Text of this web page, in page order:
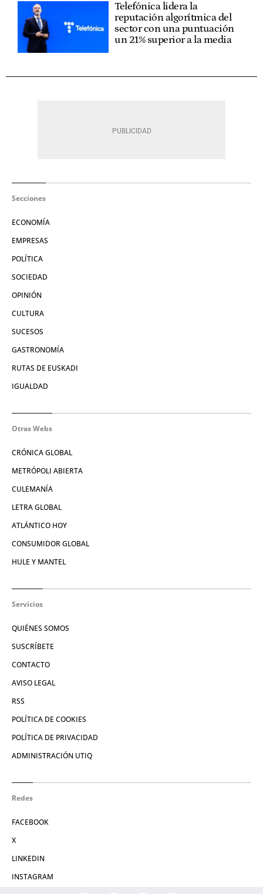
Telefónica lidera la
reputación algorítmica del
sector con una puntuación
un 21% superior a la media
Secciones
ECONOMÍA
EMPRESAS
POLÍTICA
SOCIEDAD
OPINIÓN
CULTURA
SUCESOS
GASTRONOMÍA
RUTAS DE EUSKADI
IGUALDAD
Otras Webs
CRÓNICA GLOBAL
METRÓPOLI ABIERTA
CULEMANÍA
LETRA GLOBAL
ATLÁNTICO HOY
CONSUMIDOR GLOBAL
HULE Y MANTEL
Servicios
QUIÉNES SOMOS
SUSCRÍBETE
CONTACTO
AVISO LEGAL
RSS
POLÍTICA DE COOKIES
POLÍTICA DE PRIVACIDAD
ADMINISTRACIÓN UTIQ
Redes
FACEBOOK
X
LINKEDIN
INSTAGRAM